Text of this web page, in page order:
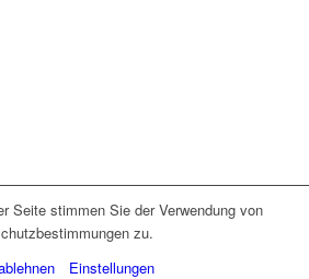
Seite stimmen Sie der Verwendung von
zu.
Einstellungen